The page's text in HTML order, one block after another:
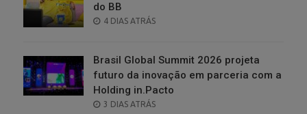
do BB
POSTED
4 DIAS ATRÁS
Brasil Global Summit 2026 projeta
futuro da inovação em parceria com a
Holding in.Pacto
POSTED
3 DIAS ATRÁS